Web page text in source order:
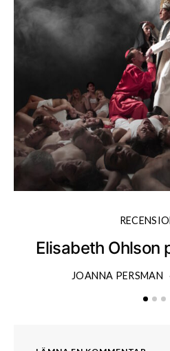
Elisabeth Ohlson
JOANNA PERSMAN